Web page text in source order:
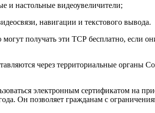
и настольные видеоувеличители;
навигации и текстового вывода.
могут получать эти ТСР бесплатно, если
через территориальные органы
электронным сертификатом на
Он позволяет гражданам с